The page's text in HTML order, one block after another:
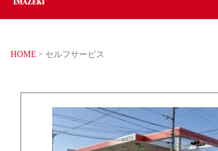
HOME > セルフサービス